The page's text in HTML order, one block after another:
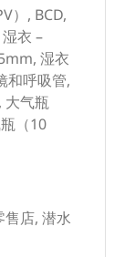
）, BCD,
衣 –
湿衣
和呼吸管,
大气瓶
（10
售店, 潜水